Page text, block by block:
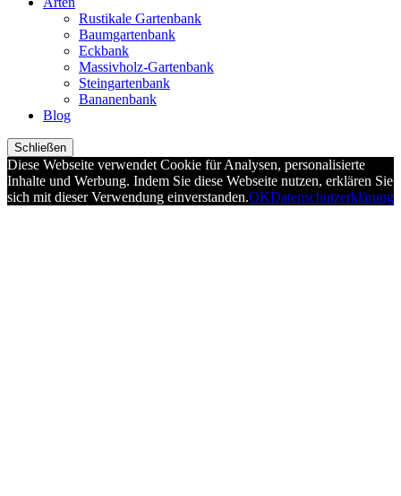
Rustikale Gartenbank
Baumgartenbank
Eckbank
Massivholz-Gartenbank
Steingartenbank
Bananenbank
Blog
Schließen
Diese Webseite verwendet Cookie für Analysen, personalisierte
Inhalte und Werbung. Indem Sie diese Webseite nutzen, erklären Sie
sich mit dieser Verwendung einverstanden.OKDatenschutzerklärung